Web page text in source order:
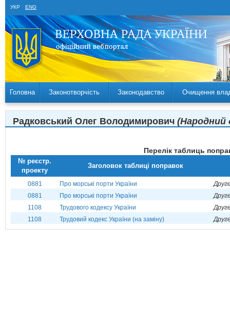
УКР ENG
Головна Законотворчість Законодавство Очищення
Радковський Олег Володимирович (Народний
Перелік таблиць
№ реєстр.
проекту
Заголовок таблиці поправок
0881 Про морські порти України
0881
Про морські порти України
1108
Трудового кодексу України
1108
Трудовий кодекс України (на заміну)